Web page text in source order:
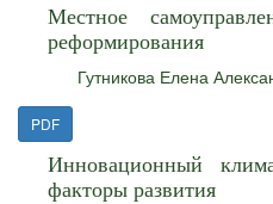
Местное
реформирования
Гутникова Елена
PDF
Инновационный
факторы развития